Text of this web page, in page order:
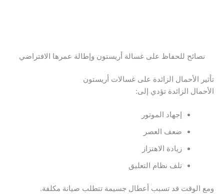
نصائح للحفاظ على غسالة أريستون وإطالة عمرها الافتراضي
تأثير الأحمال الزائدة على غسالات أريستون
الأحمال الزائدة تؤدي إلى:
إجهاد الموتور
ضعف العصر
زيادة الاهتزاز
تلف نظام التعليق
ومع الوقت قد تسبب أعطال جسيمة تتطلب صيانة مكلفة.